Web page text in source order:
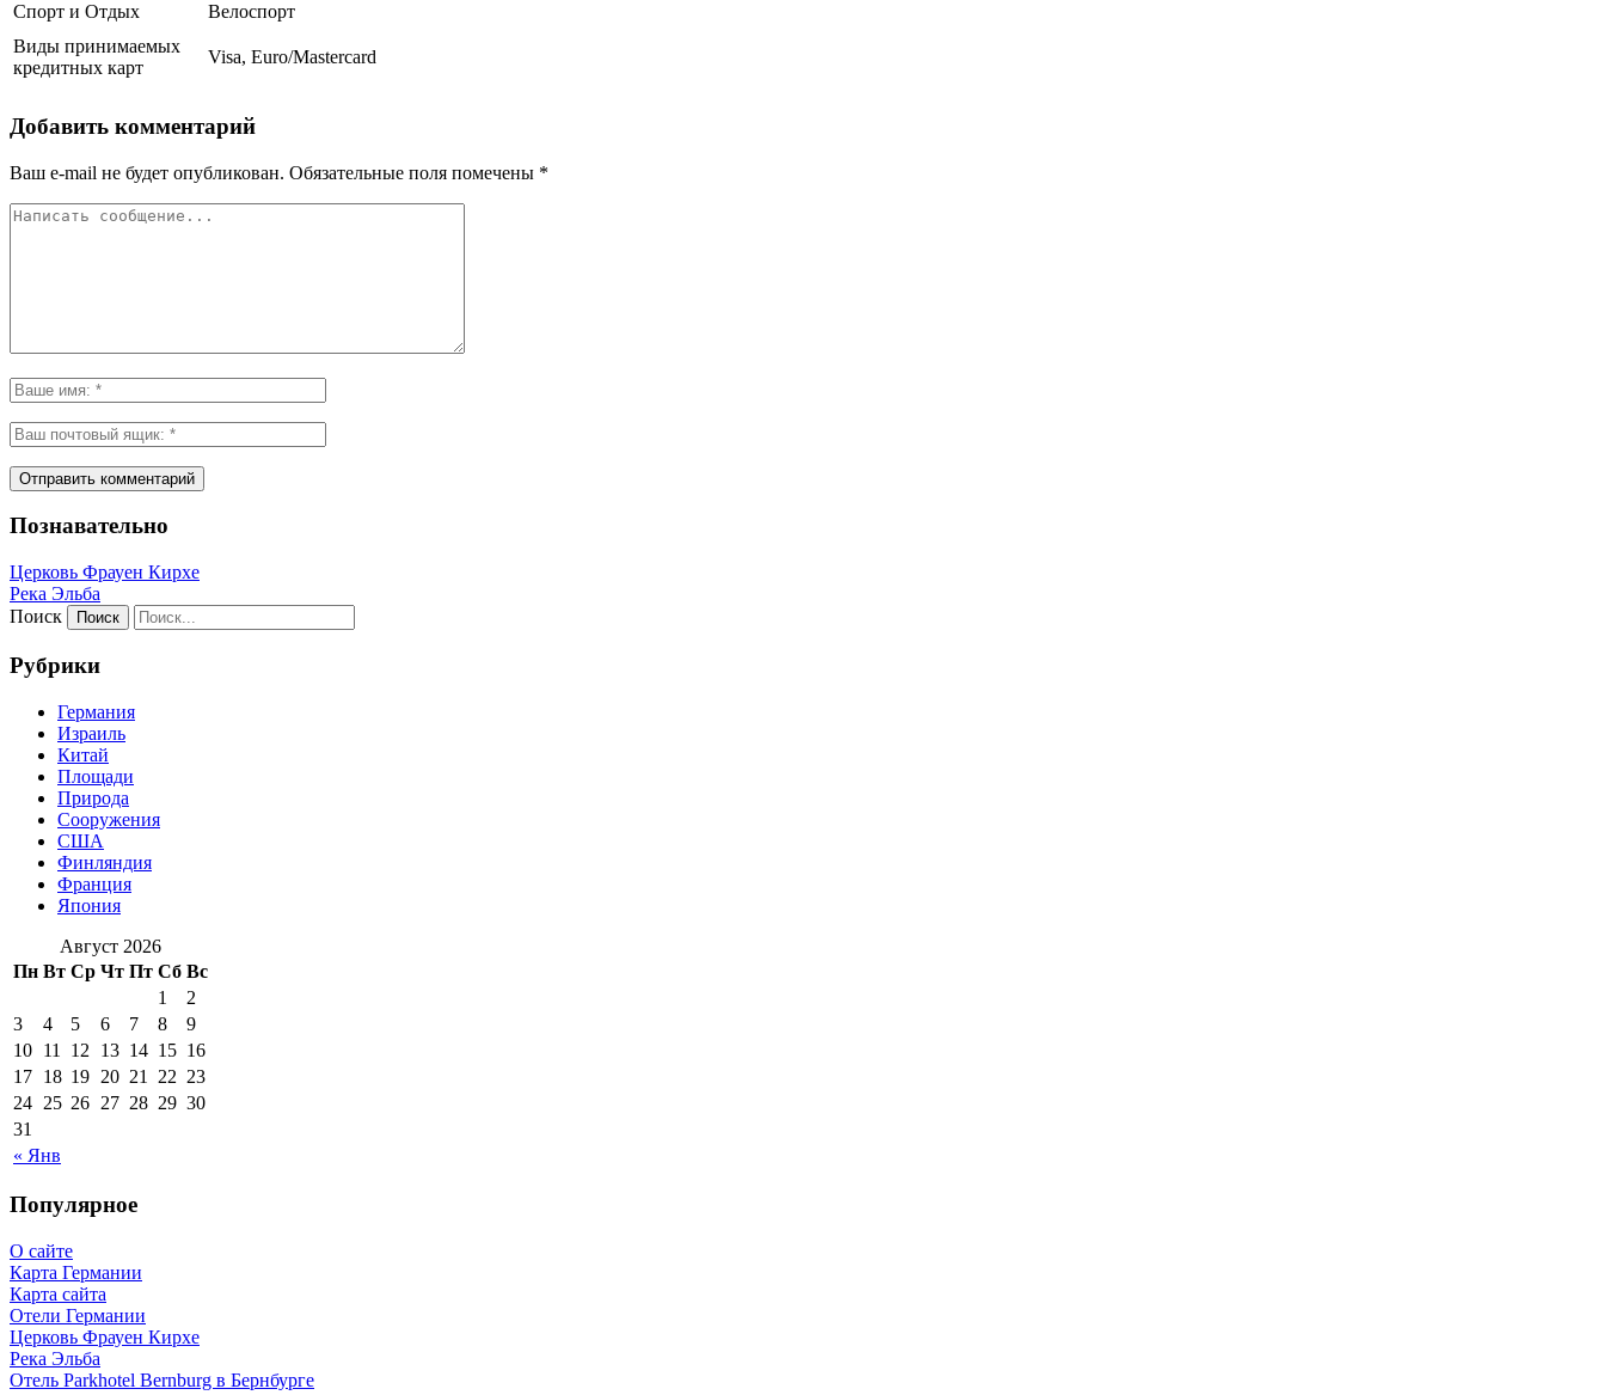
Спорт и Отдых
Велоспорт
Виды принимаемых
кредитных карт
Visa, Euro/Mastercard
Добавить комментарий
Ваш e-mail не будет опубликован. Обязательные поля помечены *
Познавательно
Церковь Фрауен Кирхе
Река Эльба
Поиск
Рубрики
Германия
Израиль
Китай
Площади
Природа
Сооружения
США
Финляндия
Франция
Япония
Август 2026
Пн Вт Ср Чт Пт Сб Вс
« Янв
1
2
3
4 5 6 7 8
9
10 11 12 13 14 15 16
17 18 19 20 21 22 23
24 25 26 27 28 29 30
31
Популярное
О сайте
Карта Германии
Карта сайта
Отели Германии
Церковь Фрауен Кирхе
Река Эльба
Отель Parkhotel Bernburg в Бернбурге